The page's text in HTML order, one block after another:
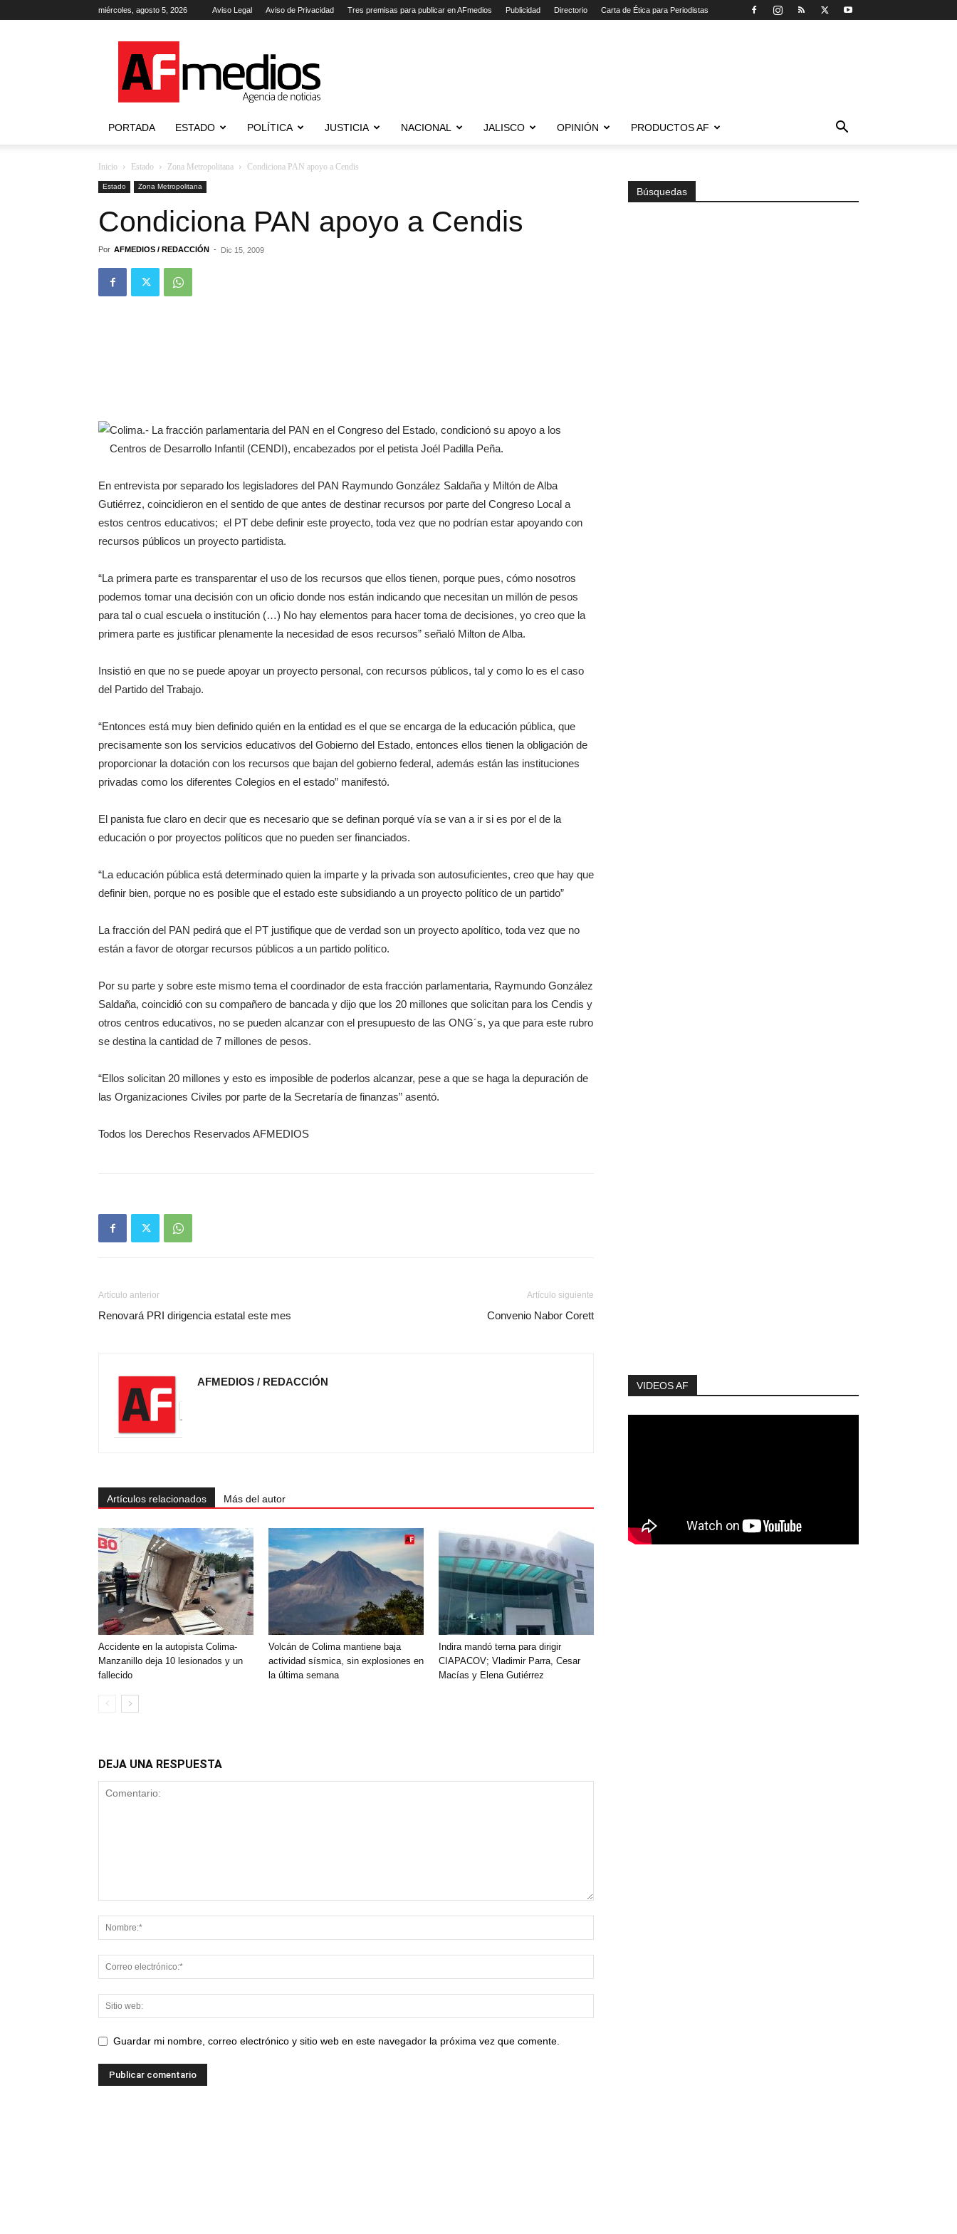
miércoles, agosto 5, 2026 Aviso Legal Aviso de Privacidad Tres premisas para publicar en AFmedios Publicidad Directorio Carta de Ética para Periodistas
Agencia
de
Noticias
PORTADA ESTADO POLÍTICA JUSTICIA NACIONAL JALISCO OPINIÓN PRODUCTOS AF
Inicio Estado Zona Metropolitana Condiciona PAN apoyo a Cendis
Estado Zona Metropolitana
Condiciona PAN apoyo a Cendis
Por AFMEDIOS / REDACCIÓN - Dic 15, 2009
Colima.- La fracción parlamentaria del PAN en el Congreso del Estado, condicionó su apoyo a los
Centros de Desarrollo Infantil (CENDI), encabezados por el petista Joél Padilla Peña.
En entrevista por separado los legisladores del PAN Raymundo González Saldaña y Miltón de Alba
Gutiérrez, coincidieron en el sentido de que antes de destinar recursos por parte del Congreso Local a
estos centros educativos; el PT debe definir este proyecto, toda vez que no podrían estar apoyando con
recursos públicos un proyecto partidista.
“La primera parte es transparentar el uso de los recursos que ellos tienen, porque pues, cómo nosotros
podemos tomar una decisión con un oficio donde nos están indicando que necesitan un millón de pesos
para tal o cual escuela o institución (…) No hay elementos para hacer toma de decisiones, yo creo que la
primera parte es justificar plenamente la necesidad de esos recursos” señaló Milton de Alba.
Insistió en que no se puede apoyar un proyecto personal, con recursos públicos, tal y como lo es el caso
del Partido del Trabajo.
“Entonces está muy bien definido quién en la entidad es el que se encarga de la educación pública, que
precisamente son los servicios educativos del Gobierno del Estado, entonces ellos tienen la obligación de
proporcionar la dotación con los recursos que bajan del gobierno federal, además están las instituciones
privadas como los diferentes Colegios en el estado” manifestó.
El panista fue claro en decir que es necesario que se definan porqué vía se van a ir si es por el de la
educación o por proyectos políticos que no pueden ser financiados.
“La educación pública está determinado quien la imparte y la privada son autosuficientes, creo que hay que
definir bien, porque no es posible que el estado este subsidiando a un proyecto político de un partido”
La fracción del PAN pedirá que el PT justifique que de verdad son un proyecto apolítico, toda vez que no
están a favor de otorgar recursos públicos a un partido político.
Por su parte y sobre este mismo tema el coordinador de esta fracción parlamentaria, Raymundo González
Saldaña, coincidió con su compañero de bancada y dijo que los 20 millones que solicitan para los Cendis y
otros centros educativos, no se pueden alcanzar con el presupuesto de las ONG´s, ya que para este rubro
se destina la cantidad de 7 millones de pesos.
“Ellos solicitan 20 millones y esto es imposible de poderlos alcanzar, pese a que se haga la depuración de
las Organizaciones Civiles por parte de la Secretaría de finanzas” asentó.
Todos los Derechos Reservados AFMEDIOS
Artículo anterior
Renovará PRI dirigencia estatal este mes
Artículo siguiente
Convenio Nabor Corett
AFMEDIOS / REDACCIÓN
Artículos relacionados Más del autor
Accidente en la autopista Colima-
Manzanillo deja 10 lesionados y un
fallecido
Volcán de Colima mantiene baja
actividad sísmica, sin explosiones en
la última semana
Indira mandó terna para dirigir
CIAPACOV; Vladimir Parra, Cesar
Macías y Elena Gutiérrez
DEJA UNA RESPUESTA
Guardar mi nombre, correo electrónico y sitio web en este navegador la próxima vez que comente.
Búsquedas
VIDEOS AF